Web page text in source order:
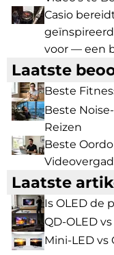
Casio
voor — een
Laatste
Beste
Beste
Reizen
Beste
Laatste
Is OLED de
QD-OLED
Mini-LED vs